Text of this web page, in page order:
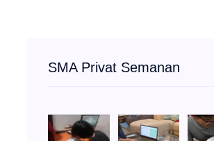
SMA Privat Semanan